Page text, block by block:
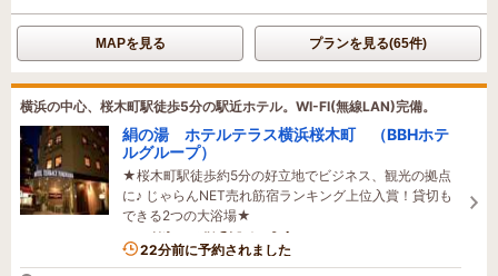
MAPを見る プランを見る(65件)
横浜の中心、桜木町駅徒歩5分の駅近ホテル。WI-FI(無線LAN)完備。
絹の湯 ホテルテラス横浜桜木町 （BBHホテ
ルグループ）
★桜木町駅徒歩約5分の好立地でビジネス、観光の拠点
に♪ じゃらんNET売れ筋宿ランキング上位入賞！貸切も
できる2つの大浴場★
6名がこの宿を見ています
22分前に予約されました